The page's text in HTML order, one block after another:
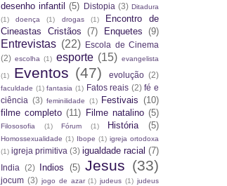
desenho infantil (5) Distopia (3) Ditadura
(1)
doença (1) drogas (1)
Encontro de
Cineastas Cristãos (7) Enquetes (9)
Entrevistas (22)
Escola de Cinema
(2) escolha (1) esporte (15) evangelista
(1) Eventos (47) evolução (2)
faculdade (1) fantasia (1) Fatos reais (2) fé e
ciência (3) feminilidade (1) Festivais (10)
filme completo (11) Filme natalino (5)
Filososofia (1) Fórum (1) História (5)
Homossexualidade (1) Ibope (1) igreja ortodoxa
(1) igreja primitiva (3) igualdade racial (7)
India (2) Indios (5) Jesus (33)
jocum (3) jogo de azar (1) judeus (1) judeus